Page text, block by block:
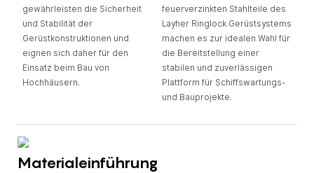
gewährleisten die Sicherheit
und Stabilität der
Gerüstkonstruktionen und
eignen sich daher für den
Einsatz beim Bau von
Hochhäusern.
feuerverzinkten Stahlteile des
Layher Ringlock Gerüstsystems
machen es zur idealen Wahl für
die Bereitstellung einer
stabilen und zuverlässigen
Plattform für Schiffswartungs-
und Bauprojekte.
Materialeinführung